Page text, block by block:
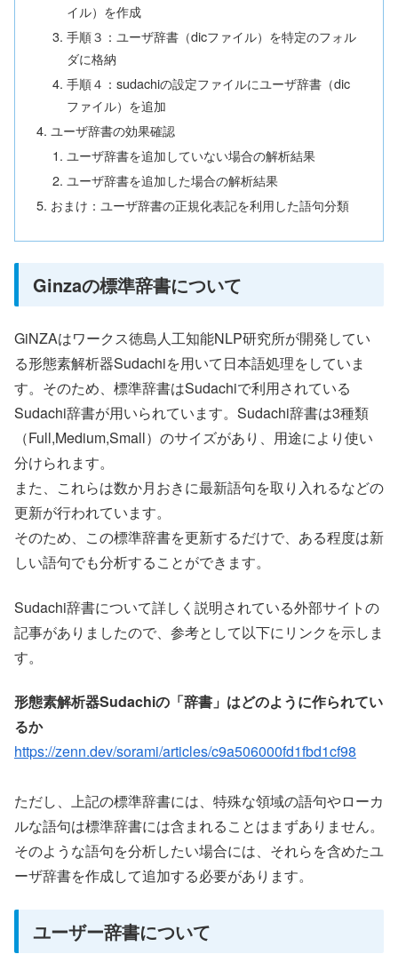
イル）を作成
手順３：ユーザ辞書（dicファイル）を特定のフォル
ダに格納
手順４：sudachiの設定ファイルにユーザ辞書（dic
ファイル）を追加
ユーザ辞書の効果確認
ユーザ辞書を追加していない場合の解析結果
ユーザ辞書を追加した場合の解析結果
おまけ：ユーザ辞書の正規化表記を利用した語句分類
Ginzaの標準辞書について
GiNZAはワークス徳島人工知能NLP研究所が開発してい
る形態素解析器Sudachiを用いて日本語処理をしていま
す。そのため、標準辞書はSudachiで利用されている
Sudachi辞書が用いられています。Sudachi辞書は3種類
（Full,Medium,Small）のサイズがあり、用途により使い
分けられます。
また、これらは数か月おきに最新語句を取り入れるなどの
更新が行われています。
そのため、この標準辞書を更新するだけで、ある程度は新
しい語句でも分析することができます。
Sudachi辞書について詳しく説明されている外部サイトの
記事がありましたので、参考として以下にリンクを示しま
す。
形態素解析器Sudachiの「辞書」はどのように作られてい
るか
https://zenn.dev/sorami/articles/c9a506000fd1fbd1cf98
ただし、上記の標準辞書には、特殊な領域の語句やローカ
ルな語句は標準辞書には含まれることはまずありません。
そのような語句を分析したい場合には、それらを含めたユ
ーザ辞書を作成して追加する必要があります。
ユーザー辞書について